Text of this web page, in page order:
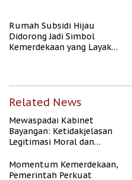
Rumah Subsidi Hijau
Didorong Jadi Simbol
Kemerdekaan yang Layak
Related News
Mewaspadai Kabinet
Bayangan: Ketidakjelasan
Legitimasi Moral dan
Momentum Kemerdekaan,
Pemerintah Perkuat